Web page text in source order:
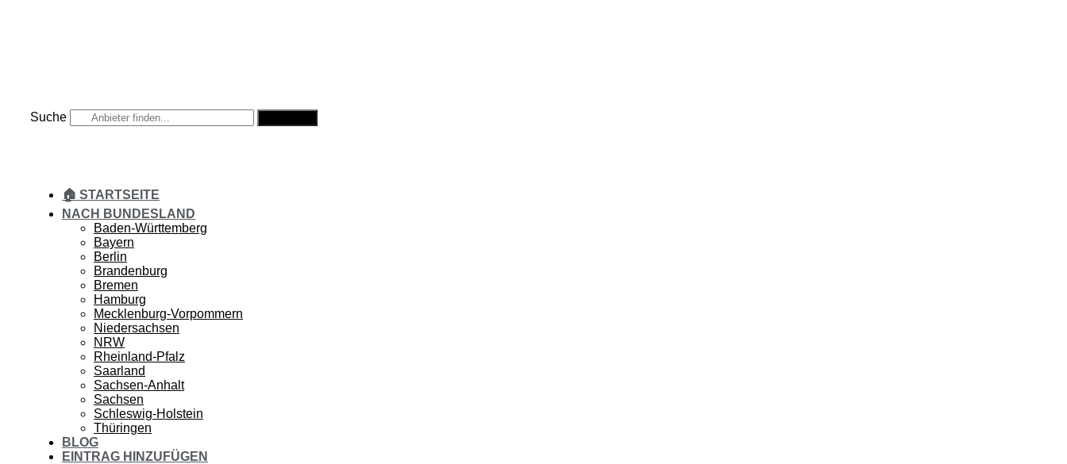
Suche
🏠 STARTSEITE
NACH BUNDESLAND
Baden-Württemberg
Bayern
Berlin
Brandenburg
Bremen
Hamburg
Mecklenburg-Vorpommern
Niedersachsen
NRW
Rheinland-Pfalz
Saarland
Sachsen-Anhalt
Sachsen
Schleswig-Holstein
Thüringen
BLOG
EINTRAG HINZUFÜGEN